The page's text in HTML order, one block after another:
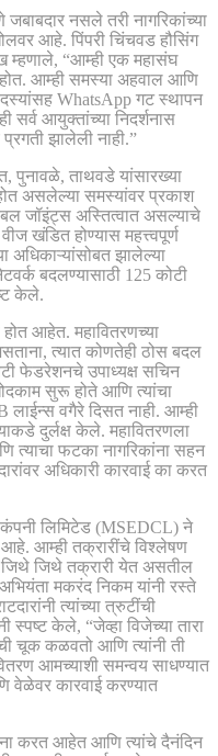
नसले तरी नागरिकांच्या
आहे. पिंपरी चिंचवड हौसिंग
म्हणाले, “आम्ही एक महासंघ
आम्ही समस्या अहवाल आणि
WhatsApp गट स्थापन
सर्व आयुक्तांच्या निदर्शनास
झालेली नाही.”
पुनावळे, ताथवडे यांसारख्या
असलेल्या समस्यांवर प्रकाश
जॉइंट्स अस्तित्वात असल्याचे
खंडित होण्यास महत्त्वपूर्ण
अधिकाऱ्यांसोबत झालेल्या
बदलण्यासाठी 125 कोटी
केले.
होत आहेत. महावितरणच्या
त्यात कोणतेही ठोस बदल
फेडरेशनचे उपाध्यक्ष सचिन
सुरू होते आणि त्यांचा
लाईन्स वगैरे दिसत नाही. आम्ही
दुर्लक्ष केले. महावितरणला
त्याचा फटका नागरिकांना सहन
अधिकारी कारवाई का करत
कंपनी लिमिटेड (MSEDCL) ने
आहे. आम्ही तक्रारींचे विश्लेषण
जिथे तक्रारी येत असतील
मकरंद निकम यांनी रस्ते
त्यांच्या त्रुटींची
स्पष्ट केले, “जेव्हा विजेच्या तारा
चूक कळवतो आणि त्यांनी ती
आमच्याशी समन्वय साधण्यात
वेळेवर कारवाई करण्यात
करत आहेत आणि त्यांचे दैनंदिन